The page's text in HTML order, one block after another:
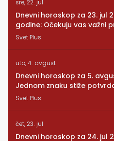
sre, 22. jul
Dnevni horoskop za 23. jul
godine: Očekuju vas važni
Svet Plus
uto, 4. avgust
Dnevni horoskop za 5.
Jednom znaku stiže
dugo čekao
Svet Plus
čet, 23. jul
Dnevni horoskop za 24. jul